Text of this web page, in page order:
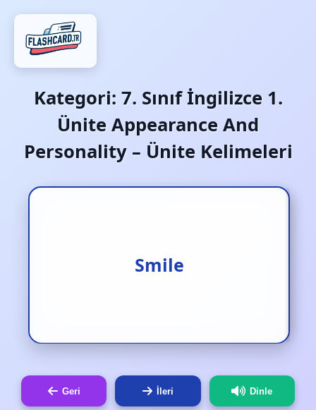
Kategori: 7. Sınıf İngilizce 1.
Ünite Appearance And
Personality – Ünite Kelimeleri
Smile
Gülümseme
Geri İleri Dinle